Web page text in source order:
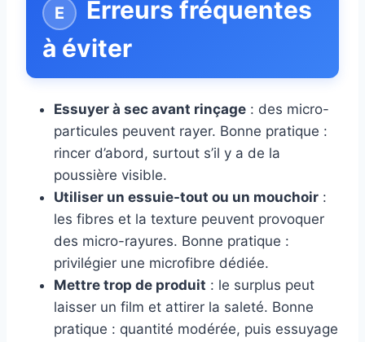
Erreurs fréquentes
à éviter
Essuyer à sec avant rinçage : des micro-
particules peuvent rayer. Bonne pratique :
rincer d’abord, surtout s’il y a de la
poussière visible.
Utiliser un essuie-tout ou un mouchoir :
les fibres et la texture peuvent provoquer
des micro-rayures. Bonne pratique :
privilégier une microfibre dédiée.
Mettre trop de produit : le surplus peut
laisser un film et attirer la saleté. Bonne
pratique : quantité modérée, puis essuyage